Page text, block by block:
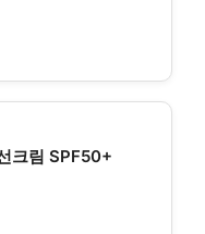
크림 SPF50+